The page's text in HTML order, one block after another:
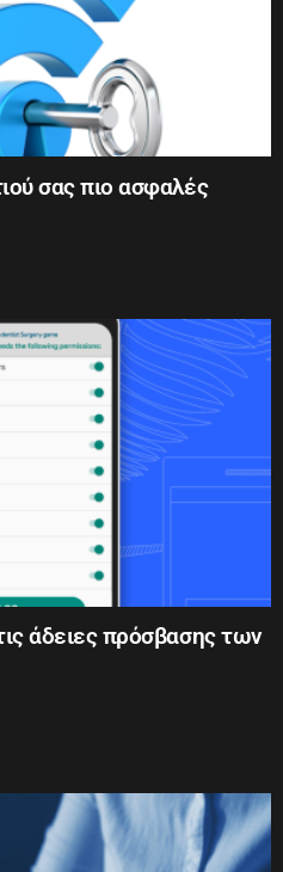
σας πιο ασφαλές
άδειες πρόσβασης των